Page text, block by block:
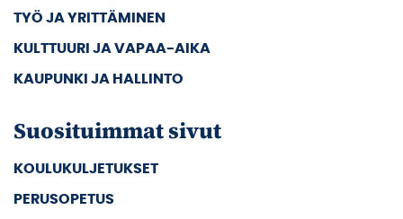
TYÖ JA YRITTÄMINEN
KULTTUURI JA VAPAA-AIKA
KAUPUNKI JA HALLINTO
Suosituimmat sivut
KOULUKULJETUKSET
PERUSOPETUS